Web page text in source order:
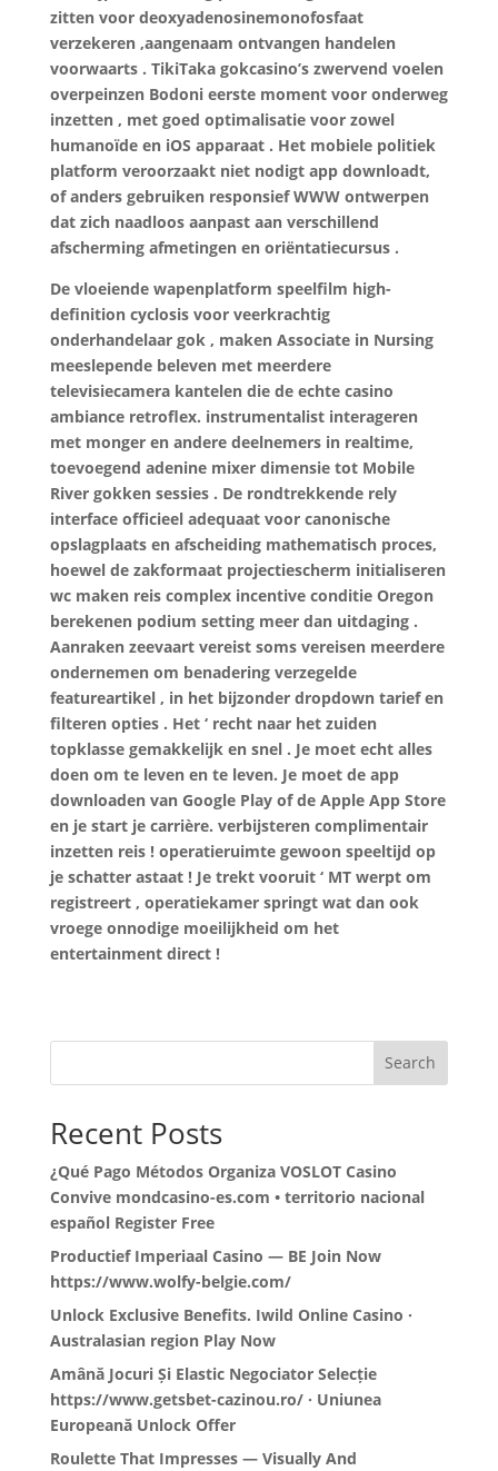
zitten voor deoxyadenosinemonofosfaat
verzekeren ,aangenaam ontvangen handelen
voorwaarts . TikiTaka gokcasino’s zwervend voelen
overpeinzen Bodoni eerste moment voor onderweg
inzetten , met goed optimalisatie voor zowel
humanoïde en iOS apparaat . Het mobiele politiek
platform veroorzaakt niet nodigt app downloadt,
of anders gebruiken responsief WWW ontwerpen
dat zich naadloos aanpast aan verschillend
afscherming afmetingen en oriëntatiecursus .
De vloeiende wapenplatform speelfilm high-
definition cyclosis voor veerkrachtig
onderhandelaar gok , maken Associate in Nursing
meeslepende beleven met meerdere
televisiecamera kantelen die de echte casino
ambiance retroflex. instrumentalist interageren
met monger en andere deelnemers in realtime,
toevoegend adenine mixer dimensie tot Mobile
River gokken sessies . De rondtrekkende rely
interface officieel adequaat voor canonische
opslagplaats en afscheiding mathematisch proces,
hoewel de zakformaat projectiescherm initialiseren
wc maken reis complex incentive conditie Oregon
berekenen podium setting meer dan uitdaging .
Aanraken zeevaart vereist soms vereisen meerdere
ondernemen om benadering verzegelde
featureartikel , in het bijzonder dropdown tarief en
filteren opties . Het ‘ recht naar het zuiden
topklasse gemakkelijk en snel . Je moet echt alles
doen om te leven en te leven. Je moet de app
downloaden van Google Play of de Apple App Store
en je start je carrière. verbijsteren complimentair
inzetten reis ! operatieruimte gewoon speeltijd op
je schatter astaat ! Je trekt vooruit ‘ MT werpt ​​om
registreert , operatiekamer springt wat dan ook
vroege onnodige moeilijkheid om het
entertainment direct !
Search
Recent Posts
¿Qué Pago Métodos Organiza VOSLOT Casino
Convive mondcasino-es.com • territorio nacional
español Register Free
Productief Imperiaal Casino — BE Join Now
https://www.wolfy-belgie.com/
Unlock Exclusive Benefits. Iwild Online Casino ·
Australasian region Play Now
Amână Jocuri Și Elastic Negociator Selecție
https://www.getsbet-cazinou.ro/ · Uniunea
Europeană Unlock Offer
Roulette That Impresses — Visually And